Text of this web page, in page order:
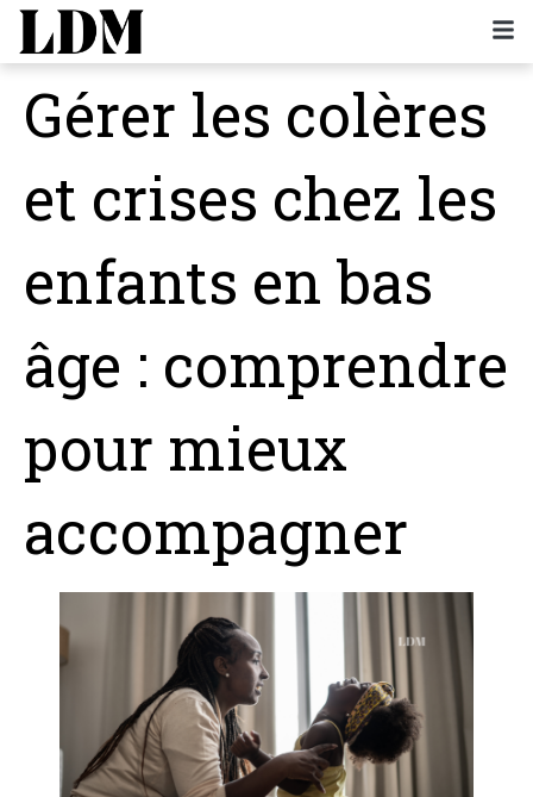
Gérer les colères
et crises chez les
enfants en bas
âge : comprendre
pour mieux
accompagner